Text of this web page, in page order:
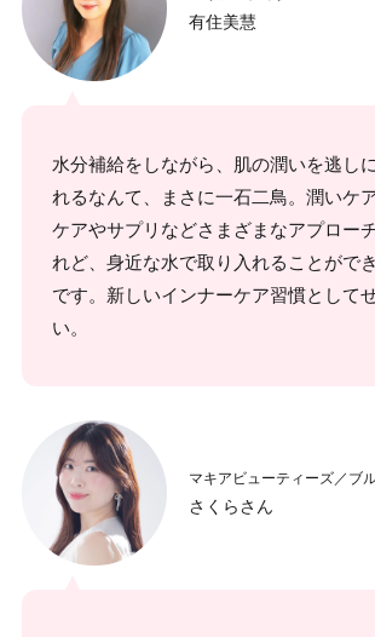
有住美慧
水分補給をしながら、肌の潤いを逃し
れるなんて、まさに一石二鳥。潤いケ
ケアやサプリなどさまざまなアプロー
れど、身近な水で取り入れることがで
です。新しいインナーケア習慣として
い。
マキアビューティーズ／ブ
さくらさん